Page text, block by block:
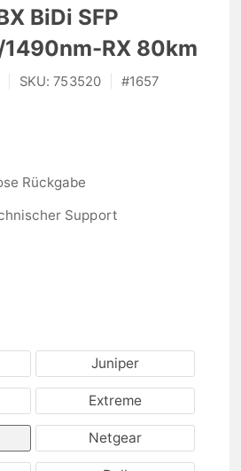
BiDi SFP
RX 80km
SKU: 753520 #1657
Rückgabe
Support
Juniper
Extreme
Netgear